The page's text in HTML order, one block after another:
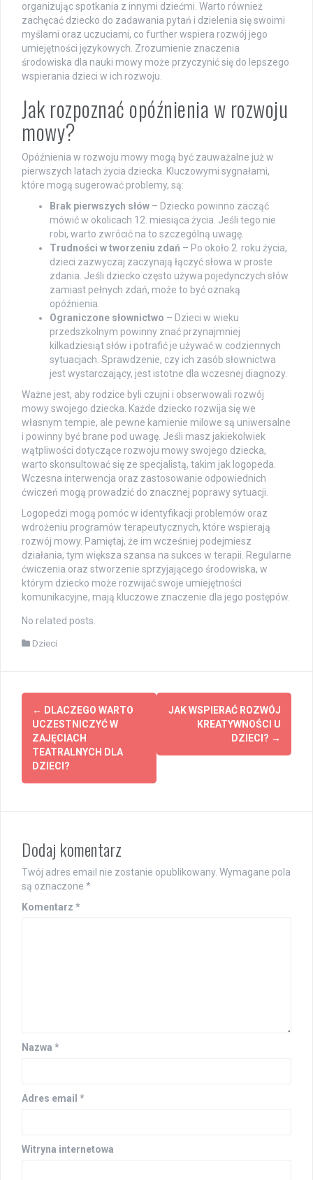
organizując spotkania z innymi dziećmi. Warto również
zachęcać dziecko do zadawania pytań i dzielenia się swoimi
myślami oraz uczuciami, co further wspiera rozwój jego
umiejętności językowych. Zrozumienie znaczenia
środowiska dla nauki mowy może przyczynić się do lepszego
wspierania dzieci w ich rozwoju.
Jak rozpoznać opóźnienia w rozwoju
mowy?
Opóźnienia w rozwoju mowy mogą być zauważalne już w
pierwszych latach życia dziecka. Kluczowymi sygnałami,
które mogą sugerować problemy, są:
Brak pierwszych słów – Dziecko powinno zacząć
mówić w okolicach 12. miesiąca życia. Jeśli tego nie
robi, warto zwrócić na to szczególną uwagę.
Trudności w tworzeniu zdań – Po około 2. roku życia,
dzieci zazwyczaj zaczynają łączyć słowa w proste
zdania. Jeśli dziecko często używa pojedynczych słów
zamiast pełnych zdań, może to być oznaką
opóźnienia.
Ograniczone słownictwo – Dzieci w wieku
przedszkolnym powinny znać przynajmniej
kilkadziesiąt słów i potrafić je używać w codziennych
sytuacjach. Sprawdzenie, czy ich zasób słownictwa
jest wystarczający, jest istotne dla wczesnej diagnozy.
Ważne jest, aby rodzice byli czujni i obserwowali rozwój
mowy swojego dziecka. Każde dziecko rozwija się we
własnym tempie, ale pewne kamienie milowe są uniwersalne
i powinny być brane pod uwagę. Jeśli masz jakiekolwiek
wątpliwości dotyczące rozwoju mowy swojego dziecka,
warto skonsultować się ze specjalistą, takim jak logopeda.
Wczesna interwencja oraz zastosowanie odpowiednich
ćwiczeń mogą prowadzić do znacznej poprawy sytuacji.
Logopedzi mogą pomóc w identyfikacji problemów oraz
wdrożeniu programów terapeutycznych, które wspierają
rozwój mowy. Pamiętaj, że im wcześniej podejmiesz
działania, tym większa szansa na sukces w terapii. Regularne
ćwiczenia oraz stworzenie sprzyjającego środowiska, w
którym dziecko może rozwijać swoje umiejętności
komunikacyjne, mają kluczowe znaczenie dla jego postępów.
No related posts.
Dzieci
Post
navigation
← DLACZEGO WARTO
UCZESTNICZYĆ W
ZAJĘCIACH
TEATRALNYCH DLA
DZIECI?
JAK WSPIERAĆ ROZWÓJ
KREATYWNOŚCI U
DZIECI? →
Dodaj komentarz
Twój adres email nie zostanie opublikowany. Wymagane pola
są oznaczone *
Komentarz *
Nazwa *
Adres email *
Witryna internetowa